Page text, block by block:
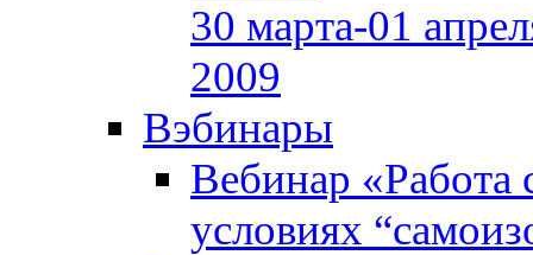
30 марта-01
2009
Вэбинары
Вебинар «Работа
условиях